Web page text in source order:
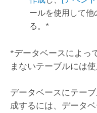
ールを使用して
る。*
*データベースによっ
まないテーブルには使
データベースにテー
成するには、データ